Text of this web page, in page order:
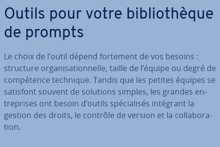
Outils pour votre bi­blio­thèque
de prompts
Le choix de l’outil dépend fortement de vos besoins :
structure or­ga­ni­sa­tion­nelle, taille de l’équipe ou degré de
com­pé­tence technique. Tandis que les petites équipes se
satisfont souvent de solutions simples, les grandes en­
tre­prises ont besoin d’outils spé­cia­li­sés intégrant la
gestion des droits, le contrôle de version et la col­la­bo­ra­
tion.